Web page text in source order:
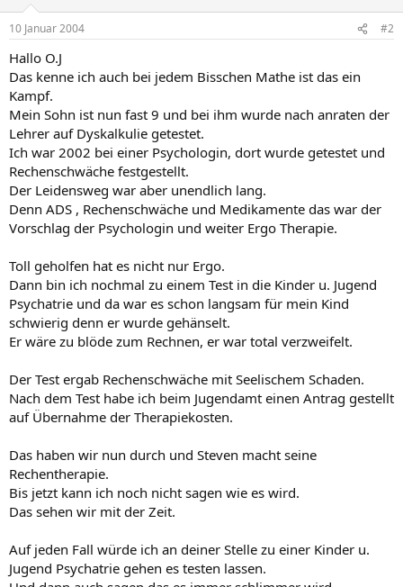
10 Januar 2004 #2
Hallo O.J
Das kenne ich auch bei jedem Bisschen Mathe ist das ein
Kampf.
Mein Sohn ist nun fast 9 und bei ihm wurde nach anraten der
Lehrer auf Dyskalkulie getestet.
Ich war 2002 bei einer Psychologin, dort wurde getestet und
Rechenschwäche festgestellt.
Der Leidensweg war aber unendlich lang.
Denn ADS , Rechenschwäche und Medikamente das war der
Vorschlag der Psychologin und weiter Ergo Therapie.
Toll geholfen hat es nicht nur Ergo.
Dann bin ich nochmal zu einem Test in die Kinder u. Jugend
Psychatrie und da war es schon langsam für mein Kind
schwierig denn er wurde gehänselt.
Er wäre zu blöde zum Rechnen, er war total verzweifelt.
Der Test ergab Rechenschwäche mit Seelischem Schaden.
Nach dem Test habe ich beim Jugendamt einen Antrag gestellt
auf Übernahme der Therapiekosten.
Das haben wir nun durch und Steven macht seine
Rechentherapie.
Bis jetzt kann ich noch nicht sagen wie es wird.
Das sehen wir mit der Zeit.
Auf jeden Fall würde ich an deiner Stelle zu einer Kinder u.
Jugend Psychatrie gehen es testen lassen.